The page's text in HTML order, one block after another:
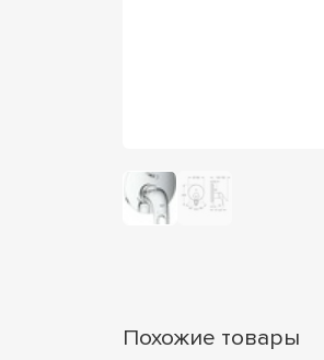
Похожие товары